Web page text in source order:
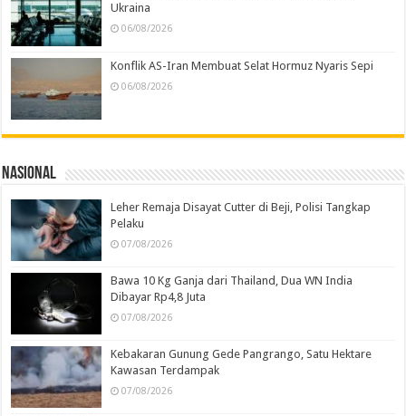
Ukraina
06/08/2026
Konflik AS-Iran Membuat Selat Hormuz Nyaris Sepi
06/08/2026
Nasional
Leher Remaja Disayat Cutter di Beji, Polisi Tangkap
Pelaku
07/08/2026
Bawa 10 Kg Ganja dari Thailand, Dua WN India
Dibayar Rp4,8 Juta
07/08/2026
Kebakaran Gunung Gede Pangrango, Satu Hektare
Kawasan Terdampak
07/08/2026